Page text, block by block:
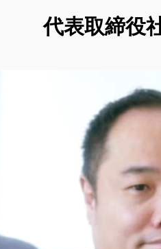
代表取締役